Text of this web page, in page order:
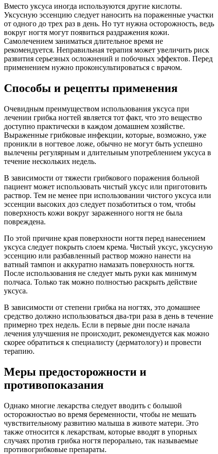
Вместо уксуса иногда используются другие кислоты.
Уксусную эссенцию следует наносить на пораженные участки
от одного до трех раз в день. Но тут нужна осторожность, ведь
вокруг ногтя могут появиться раздражения кожи.
Самолечением заниматься длительное время не
рекомендуется. Неправильная терапия может увеличить риск
развития серьезных осложнений и побочных эффектов. Перед
применением нужно проконсультироваться с врачом.
Способы и рецепты применения
Очевидным преимуществом использования уксуса при
лечении грибка ногтей является тот факт, что это вещество
доступно практически в каждом домашнем хозяйстве.
Выраженные грибковые инфекции, которые, возможно, уже
проникли в ногтевое ложе, обычно не могут быть успешно
вылечены регулярным и длительным употреблением уксуса в
течение нескольких недель.
В зависимости от тяжести грибкового поражения больной
пациент может использовать чистый уксус или приготовить
раствор. Тем не менее при использовании чистого уксуса или
эссенции высоких доз следует позаботиться о том, чтобы
поверхность кожи вокруг зараженного ногтя не была
повреждена.
По этой причине края поверхности ногтя перед нанесением
уксуса следует покрыть слоем крема. Чистый уксус, уксусную
эссенцию или разбавленный раствор можно нанести на
ватный тампон и аккуратно намазать поверхность ногтя.
После использования не следует мыть руки как минимум
полчаса. Только так можно полностью раскрыть действие
уксуса.
В зависимости от степени грибка на ногтях, это домашнее
средство должно использоваться два-три раза в день в течение
примерно трех недель. Если в первые дни после начала
лечения улучшения не происходит, рекомендуется как можно
скорее обратиться к специалисту (дерматологу) и провести
терапию.
Меры предосторожности и
противопоказания
Однако многие лекарства следует вводить с большой
осторожностью во время беременности, чтобы не мешать
чувствительному развитию малыша в животе матери. Это
также относится к лекарствам, которые вводят в упорных
случаях против грибка ногтя перорально, так называемые
противогрибковые препараты.